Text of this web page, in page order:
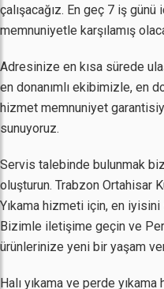
çalışacağız. En geç 7 iş
memnuniyetle karşılamış
Adresinize en kısa sürede
en donanımlı ekibimizle, en
hizmet memnuniyet
sunuyoruz.
Servis talebinde bulunmak
oluşturun. Trabzon Ortahisar
Yıkama hizmeti için, en
Bizimle iletişime geçin ve
ürünlerinize yeni bir yaşam
Halı yıkama ve perde